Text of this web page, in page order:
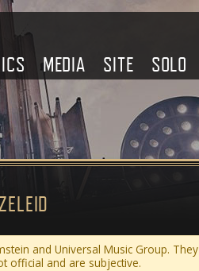
MEDIA SITE SOLO
and Universal Music Group.
official and are subjective.